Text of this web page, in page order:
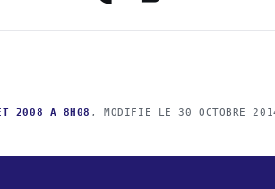
2008 À 8H08 , MODIFIÉ LE30 OCTOBRE